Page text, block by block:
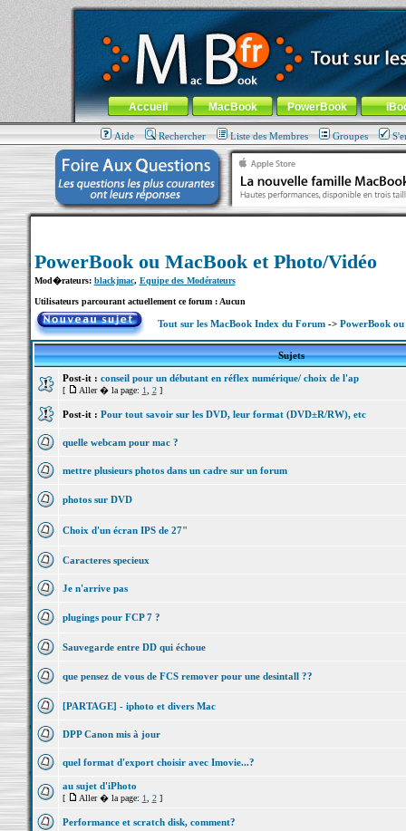
MacBook-fr.com : 100% Apple... 100% nomade !
Aller au contenu-Aller au menu général-Aller au menu de
Menu général
Accueil MacBook PowerBook
Aide Rechercher Liste des Membres Groupes
PowerBook ou MacBook et Photo/Vidéo
Mod�rateurs: blackjmac, Equipe des Modérateurs
Utilisateurs parcourant actuellement ce forum : Aucun
Tout sur les MacBook Index du Forum-> PowerBook
Sujets
Post-it : conseil pour un débutant en réflex numérique/ choix de l'ap
[ Aller � la page: 1 2]
Post-it : Pour tout savoir sur les DVD, leur format (DVD±R/RW), etc
quelle webcam pour mac ?
mettre plusieurs photos dans un cadre sur un forum
photos sur DVD
Choix d'un écran IPS de 27"
Caracteres specieux
Je n'arrive pas
plugings pour FCP 7 ?
Sauvegarde entre DD qui échoue
que pensez de vous de FCS remover pour une desintall ??
[PARTAGE] - iphoto et divers Mac
DPP Canon mis à jour
quel format d'export choisir avec Imovie...?
au sujet d'iPhoto
[ Aller � la page: 1 2]
Performance et scratch disk, comment?